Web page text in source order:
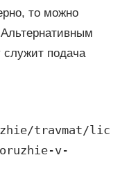
то можно
Альтернативным
служит подача
travmat/lic
v-